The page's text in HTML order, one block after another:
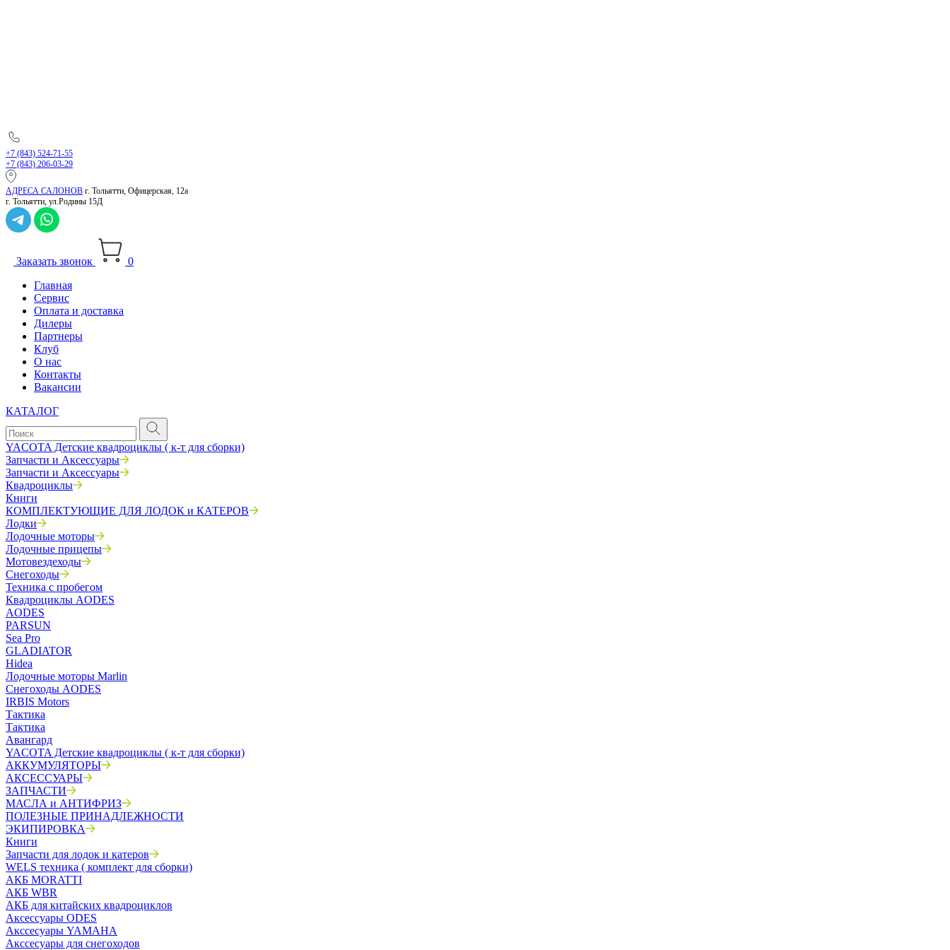
+7 (843) 524-71-55
+7 (843) 206-03-29
АДРЕСА САЛОНОВ г. Тольятти, Офицерская, 12а
г. Тольятти, ул.Родины 15Д
Заказать звонок
0
Главная
Сервис
Оплата и доставка
Дилеры
Партнеры
Клуб
О нас
Контакты
Вакансии
КАТАЛОГ
YACOTA Детские квадроциклы ( к-т для сборки)
Запчасти и Аксессуары
Запчасти и Аксессуары
Квадроциклы
Книги
КОМПЛЕКТУЮЩИЕ ДЛЯ ЛОДОК и КАТЕРОВ
Лодки
Лодочные моторы
Лодочные прицепы
Мотовездеходы
Снегоходы
Техника с пробегом
Квадроциклы AODES
AODES
PARSUN
Sea Pro
GLADIATOR
Hidea
Лодочные моторы Marlin
Снегоходы AODES
IRBIS Motors
Тактика
Тактика
Авангард
YACOTA Детские квадроциклы ( к-т для сборки)
АККУМУЛЯТОРЫ
АКСЕССУАРЫ
ЗАПЧАСТИ
МАСЛА и АНТИФРИЗ
ПОЛЕЗНЫЕ ПРИНАДЛЕЖНОСТИ
ЭКИПИРОВКА
Книги
Запчасти для лодок и катеров
WELS техника ( комплект для сборки)
АКБ MORATTI
АКБ WBR
АКБ для китайских квадроциклов
Аксессуары ODES
Акссесуары YAMAHA
Акссесуары для снегоходов